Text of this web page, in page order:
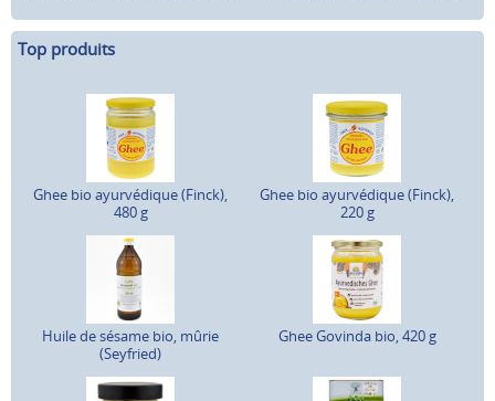
Top produits
Ghee bio ayurvédique (Finck),
480 g
Ghee bio ayurvédique (Finck),
220 g
Huile de sésame bio, mûrie
(Seyfried)
Ghee Govinda bio, 420 g